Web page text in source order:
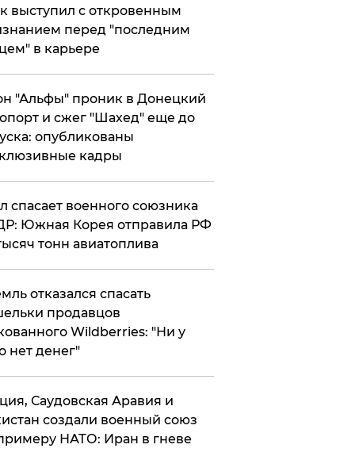
выступил с откровенным
перед "последним
в карьере
"Альфы" проник в Донецкий
и сжег "Шахед" еще до
опубликованы
кадры
спасает военного союзника
Южная Корея отправила РФ
тонн авиатоплива
отказался спасать
продавцов
Wildberries: "Ни у
нет денег"
Саудовская Аравия и
создали военный союз
НАТО: Иран в гневе